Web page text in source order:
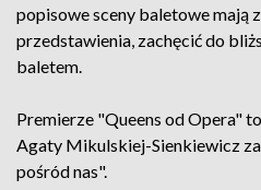
popisowe sceny baletowe mają
przedstawienia, zachęcić do
baletem.
Premierze "Queens od Opera"
Agaty Mikulskiej-Sienkiewicz
pośród nas".